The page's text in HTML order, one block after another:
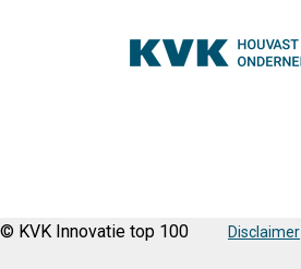
© KVK Innovatie top 100 Disclaimer